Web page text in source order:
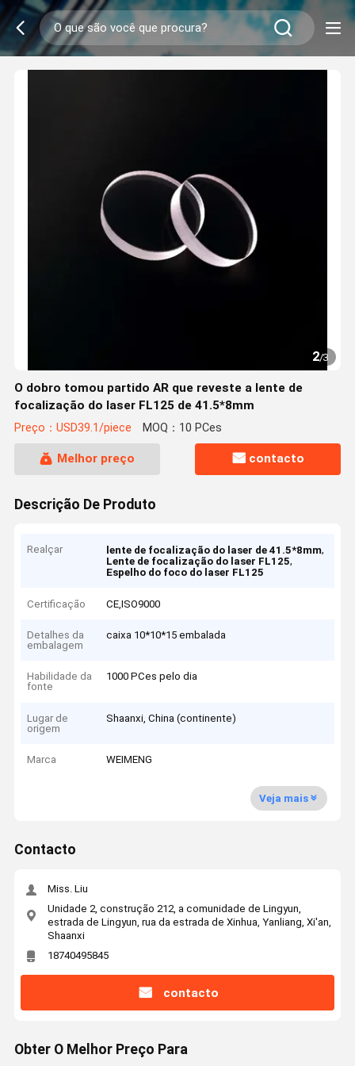
2/3
O dobro tomou partido AR que reveste a lente de
focalização do laser FL125 de 41.5*8mm
Preço：USD39.1/piece MOQ：10 PCes
Melhor preço contacto
Descrição De Produto
Realçar lente de focalização do laser de 41.5*8mm,
Lente de focalização do laser FL125,
Espelho do foco do laser FL125
Certificação CE,ISO9000
Detalhes da
embalagem
caixa 10*10*15 embalada
Habilidade da
fonte
1000 PCes pelo dia
Lugar de
origem
Shaanxi, China (continente)
Marca WEIMENG
Veja mais
Contacto
Miss. Liu
Unidade 2, construção 212, a comunidade de Lingyun,
estrada de Lingyun, rua da estrada de Xinhua, Yanliang, Xi'an,
Shaanxi
18740495845
contacto
Obter O Melhor Preço Para